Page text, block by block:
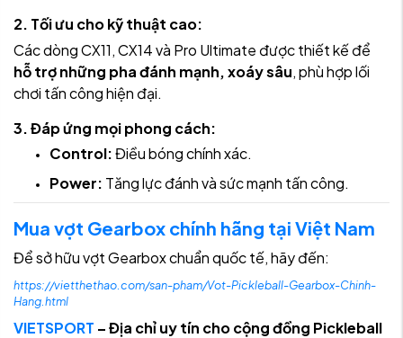
2. Tối ưu cho kỹ thuật cao:
Các dòng CX11, CX14 và Pro Ultimate được thiết kế để
hỗ trợ những pha đánh mạnh, xoáy sâu, phù hợp lối
chơi tấn công hiện đại.
3. Đáp ứng mọi phong cách:
Control:Điều bóng chính xác.
Power: Tăng lực đánh và sức mạnh tấn công.
Mua vợt Gearbox chính hãng tại Việt Nam
Để sở hữu vợt Gearbox chuẩn quốc tế, hãy đến:
https://vietthethao.com/san-pham/Vot-Pickleball-Gearbox-Chinh-
Hang.html
VIETSPORT – Địa chỉ uy tín cho cộng đồng Pickleball